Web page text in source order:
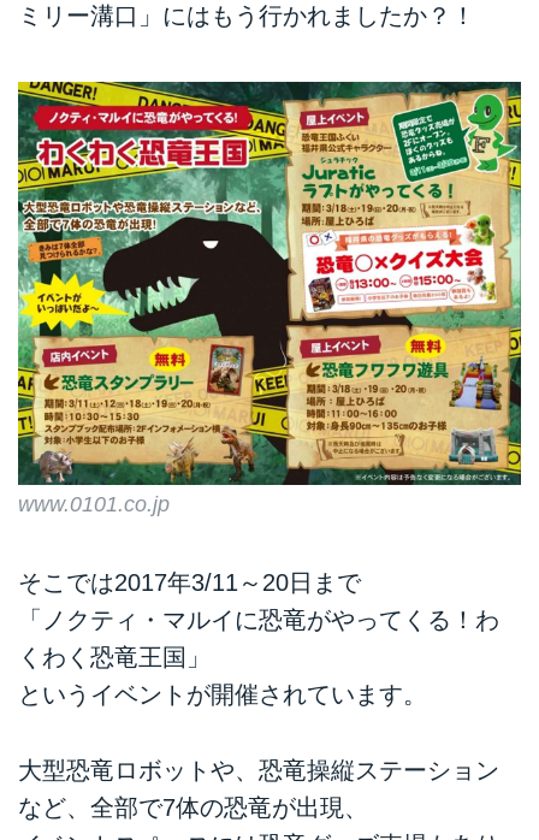
ミリー溝口」にはもう行かれましたか？！
www.0101.co.jp
そこでは2017年3/11～20日まで
「ノクティ・マルイに恐竜がやってくる！わ
くわく恐竜王国」
というイベントが開催されています。
大型恐竜ロボットや、恐竜操縦ステーション
など、全部で7体の恐竜が出現、